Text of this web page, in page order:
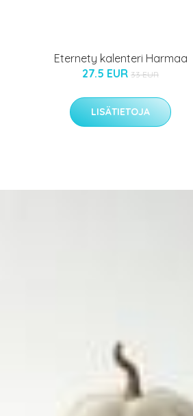
Eternety kalenteri Harmaa
27.5 EUR 33 EUR
LISÄTIETOJA